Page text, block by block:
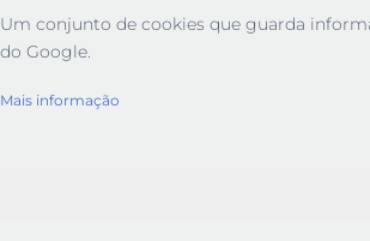
Um conjunto de cookies que guarda
do Google.
Mais informação